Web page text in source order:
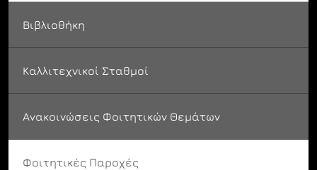
Βιβλιοθήκη
Καλλιτεχνικοί Σταθμοί
Ανακοινώσεις Φοιτητικών Θεμάτων
Φοιτητικές Παροχές